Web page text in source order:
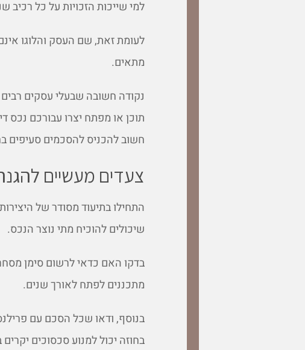
למי שייכות הזכויות על כל רכיב
לעומת זאת, שם העסק והלוגו
מתאים.
נקודה חשובה שבעלי עסקים
תוכן או מפתח יצרו עבורכם נכס
חשוב להכניס להסכמים סעיפים
צעדים מעשיים
התחילו בתיעוד מסודר של
שיכולים להוכיח מתי נוצר הנכס.
בדקו האם כדאי לרשום סימן
מתכננים לפתח לאורך שנים.
בנוסף, ודאו שכל הסכם עם
בחוזה יכול למנוע סכסוכים